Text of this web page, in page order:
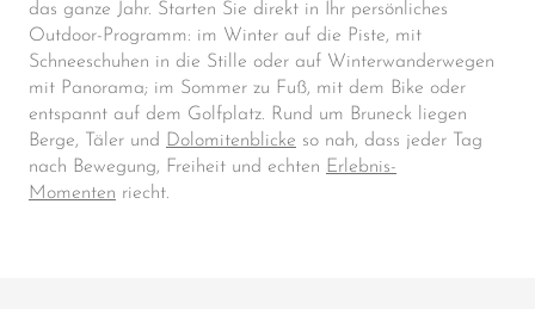
das ganze Jahr. Starten Sie direkt in Ihr persönliches
Outdoor-Programm: im Winter auf die Piste, mit
Schneeschuhen in die Stille oder auf Winterwanderwegen
mit Panorama; im Sommer zu Fuß, mit dem Bike oder
entspannt auf dem Golfplatz. Rund um Bruneck liegen
Berge, Täler und Dolomitenblicke so nah, dass jeder Tag
nach Bewegung, Freiheit und echten Erlebnis-
Momenten riecht.